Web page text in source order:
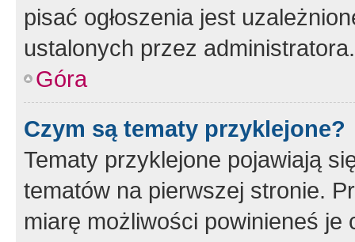
pisać ogłoszenia jest
ustalonych przez administratora.
Góra
Czym są tematy przyklejone?
Tematy przyklejone pojawiają
tematów na pierwszej stronie.
miarę możliwości powinieneś je